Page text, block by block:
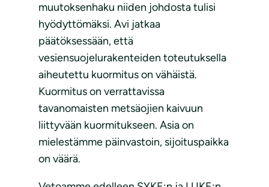
muutoksenhaku niiden johdosta tulisi
hyödyttömäksi. Avi jatkaa
päätöksessään, että
vesiensuojelurakenteiden toteutuksella
aiheutettu kuormitus on vähäistä.
Kuormitus on verrattavissa
tavanomaisten metsäojien kaivuun
liittyvään kuormitukseen. Asia on
mielestämme päinvastoin, sijoituspaikka
on väärä.